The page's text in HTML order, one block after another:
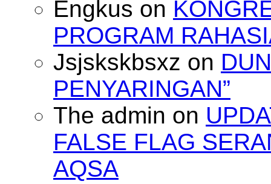
Engkus on
PROGRAM
Jsjskskbsxz on
PENYARINGAN”
The admin on
FALSE FLAG
AQSA